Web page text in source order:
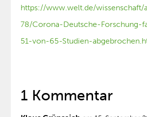
https://www.welt.de/wissenschaft/
78/Corona-Deutsche-Forschung-
51-von-65-Studien-
1 Kommentar